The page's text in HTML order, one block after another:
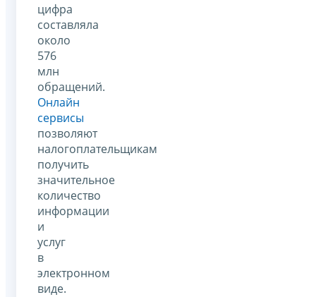
цифра
составляла
около
576
млн
обращений.
Онлайн
сервисы
позволяют
налогоплательщикам
получить
значительное
количество
информации
и
услуг
в
электронном
виде.